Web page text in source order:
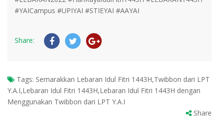
#YAICampus #UPIYAI #STIEYAI #AAYAI
Share:
Tags: Semarakkan Lebaran Idul Fitri 1443H,Twibbon dari LPT
Y.A.I,Lebaran Idul Fitri 1443H,Lebaran Idul Fitri 1443H dengan
Menggunakan Twibbon dari LPT Y.A.I
Share